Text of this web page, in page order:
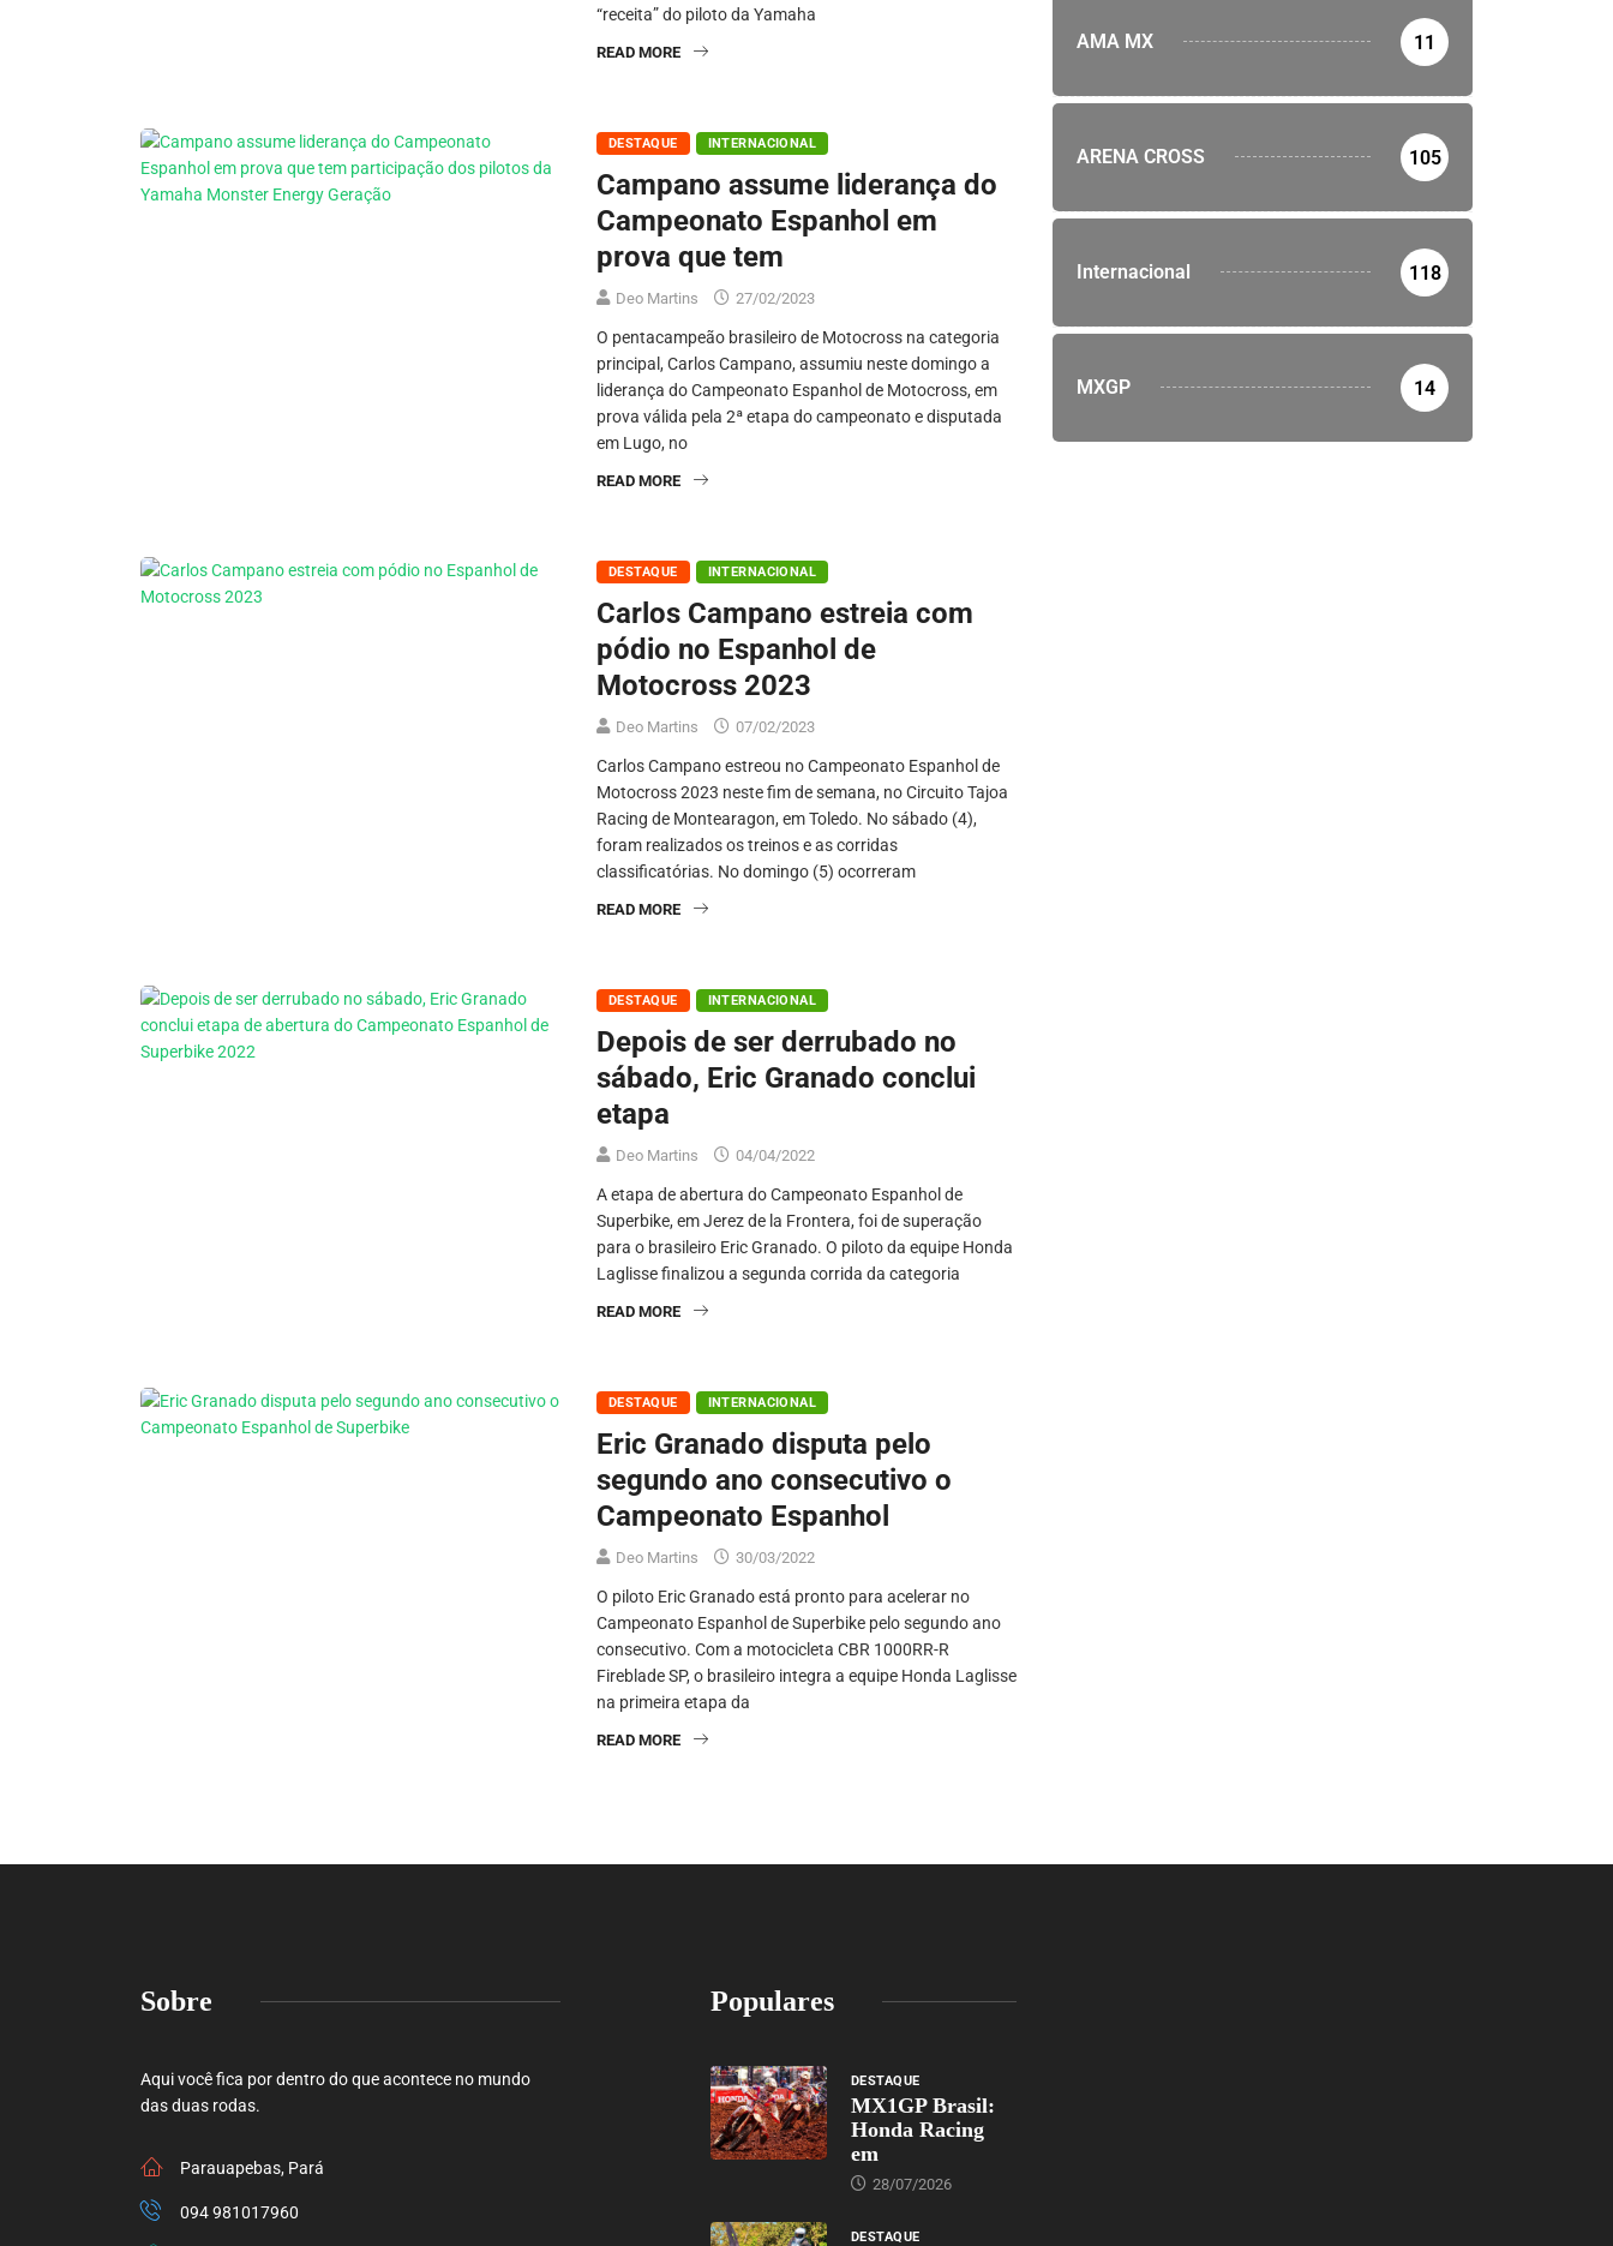
“receita” do piloto da Yamaha
READ MORE
DESTAQUE INTERNACIONAL
Campano assume liderança do
Campeonato Espanhol em
prova que tem
Deo Martins 27/02/2023
O pentacampeão brasileiro de Motocross na categoria
principal, Carlos Campano, assumiu neste domingo a
liderança do Campeonato Espanhol de Motocross, em
prova válida pela 2ª etapa do campeonato e disputada
em Lugo, no
READ MORE
DESTAQUE INTERNACIONAL
Carlos Campano estreia com
pódio no Espanhol de
Motocross 2023
Deo Martins 07/02/2023
Carlos Campano estreou no Campeonato Espanhol de
Motocross 2023 neste fim de semana, no Circuito Tajoa
Racing de Montearagon, em Toledo. No sábado (4),
foram realizados os treinos e as corridas
classificatórias. No domingo (5) ocorreram
READ MORE
DESTAQUE INTERNACIONAL
Depois de ser derrubado no
sábado, Eric Granado conclui
etapa
Deo Martins 04/04/2022
A etapa de abertura do Campeonato Espanhol de
Superbike, em Jerez de la Frontera, foi de superação
para o brasileiro Eric Granado. O piloto da equipe Honda
Laglisse finalizou a segunda corrida da categoria
READ MORE
DESTAQUE INTERNACIONAL
Eric Granado disputa pelo
segundo ano consecutivo o
Campeonato Espanhol
Deo Martins 30/03/2022
O piloto Eric Granado está pronto para acelerar no
Campeonato Espanhol de Superbike pelo segundo ano
consecutivo. Com a motocicleta CBR 1000RR-R
Fireblade SP, o brasileiro integra a equipe Honda Laglisse
na primeira etapa da
READ MORE
AMA MX 11
ARENA CROSS 105
Internacional 118
MXGP 14
Sobre
Aqui você fica por dentro do que acontece no mundo
das duas rodas.
Parauapebas, Pará
094 981017960
Populares
DESTAQUE
MX1GP Brasil:
Honda Racing
em
28/07/2026
DESTAQUE